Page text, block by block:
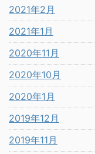
2021年2月
2021年1月
2020年11月
2020年10月
2020年1月
2019年12月
2019年11月